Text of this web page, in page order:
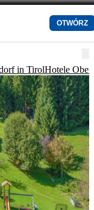
OTWÓRZ
in TirolHotele